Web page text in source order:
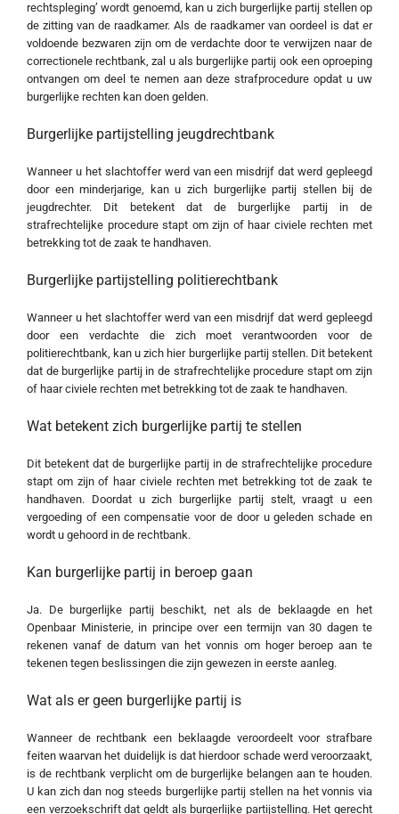
rechtspleging’ wordt genoemd, kan u zich burgerlijke partij stellen op
de zitting van de raadkamer. Als de raadkamer van oordeel is dat er
voldoende bezwaren zijn om de verdachte door te verwijzen naar de
correctionele rechtbank, zal u als burgerlijke partij ook een oproeping
ontvangen om deel te nemen aan deze strafprocedure opdat u uw
burgerlijke rechten kan doen gelden.
Burgerlijke partijstelling jeugdrechtbank
Wanneer u het slachtoffer werd van een misdrijf dat werd gepleegd
door een minderjarige, kan u zich burgerlijke partij stellen bij de
jeugdrechter. Dit betekent dat de burgerlijke partij in de
strafrechtelijke procedure stapt om zijn of haar civiele rechten met
betrekking tot de zaak te handhaven.
Burgerlijke partijstelling politierechtbank
Wanneer u het slachtoffer werd van een misdrijf dat werd gepleegd
door een verdachte die zich moet verantwoorden voor de
politierechtbank, kan u zich hier burgerlijke partij stellen. Dit betekent
dat de burgerlijke partij in de strafrechtelijke procedure stapt om zijn
of haar civiele rechten met betrekking tot de zaak te handhaven.
Wat betekent zich burgerlijke partij te stellen
Dit betekent dat de burgerlijke partij in de strafrechtelijke procedure
stapt om zijn of haar civiele rechten met betrekking tot de zaak te
handhaven. Doordat u zich burgerlijke partij stelt, vraagt u een
vergoeding of een compensatie voor de door u geleden schade en
wordt u gehoord in de rechtbank.
Kan burgerlijke partij in beroep gaan
Ja. De burgerlijke partij beschikt, net als de beklaagde en het
Openbaar Ministerie, in principe over een termijn van 30 dagen te
rekenen vanaf de datum van het vonnis om hoger beroep aan te
tekenen tegen beslissingen die zijn gewezen in eerste aanleg.
Wat als er geen burgerlijke partij is
Wanneer de rechtbank een beklaagde veroordeelt voor strafbare
feiten waarvan het duidelijk is dat hierdoor schade werd veroorzaakt,
is de rechtbank verplicht om de burgerlijke belangen aan te houden.
U kan zich dan nog steeds burgerlijke partij stellen na het vonnis via
een verzoekschrift dat geldt als burgerlijke partijstelling. Het gerecht